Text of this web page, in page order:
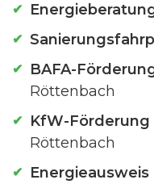
BAFA-
Röttenbach
KfW-
Röttenbach
Energieausweis